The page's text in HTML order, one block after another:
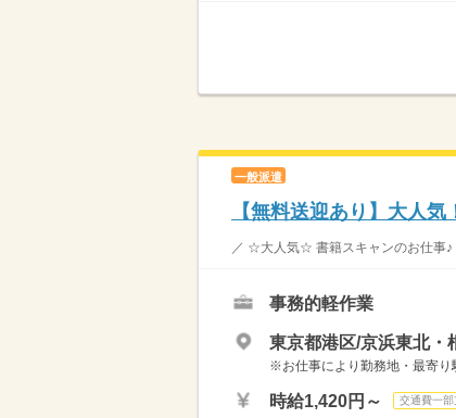
一般派遣
【無料送迎あり】大人
／ ☆大人気☆ 書籍スキャンのお仕事♪
事務的軽作業
東京都港区/京浜東北・
※お仕事により勤務地・最寄り
時給1,420円～ 交通費一部